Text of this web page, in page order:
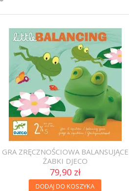
GRA ZRĘCZNOŚCIOWA BALANSUJĄCE
ŻABKI DJECO
79,90 zł
DODAJ DO KOSZYKA